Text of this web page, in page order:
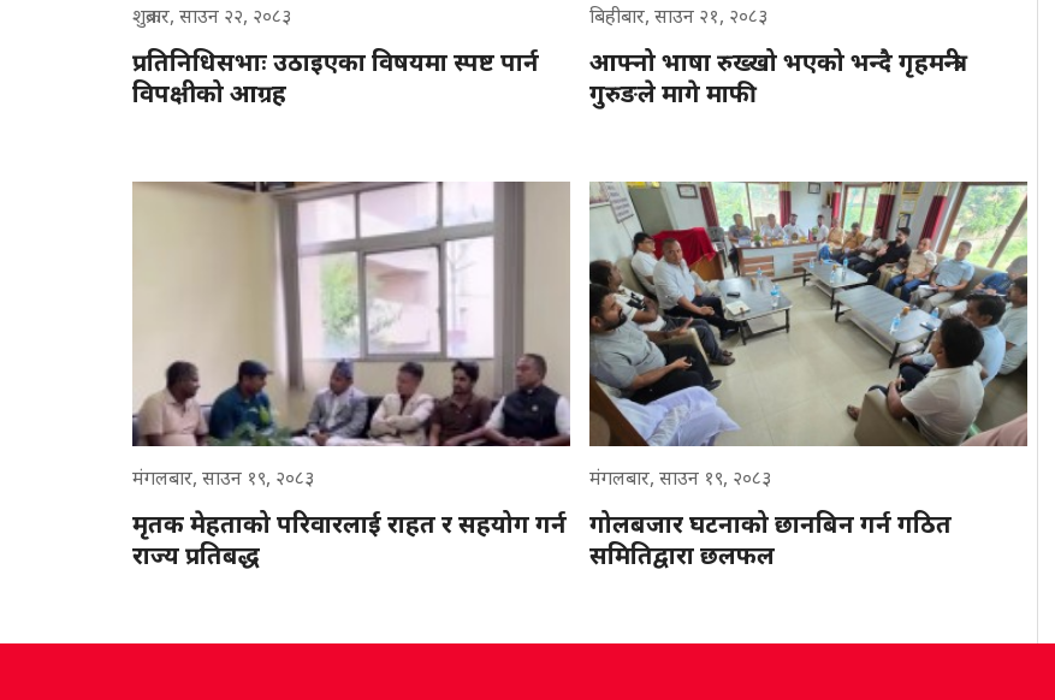
शुक्रबार, साउन २२, २०८३
प्रतिनिधिसभाः उठाइएका विषयमा स्पष्ट पार्न
विपक्षीको आग्रह
बिहीबार, साउन २१, २०८३
आफ्नो भाषा रुख्खो भएको भन्दै गृहमन्त्री
गुरुङले मागे माफी
मंगलबार, साउन १९, २०८३
मृतक मेहताको परिवारलाई राहत र सहयोग गर्न
राज्य प्रतिबद्ध
मंगलबार, साउन १९, २०८३
गोलबजार घटनाको छानबिन गर्न गठित
समितिद्वारा छलफल